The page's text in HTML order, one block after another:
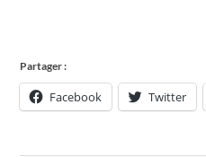
Partager :
Facebook Twitter